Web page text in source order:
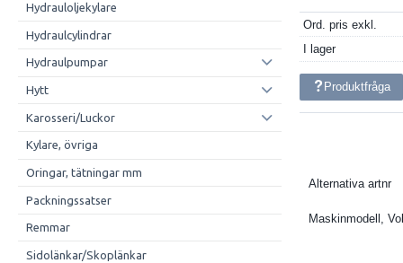
Hydrauloljekylare
Hydraulcylindrar
Hydraulpumpar
Hytt
Karosseri/Luckor
Kylare, övriga
Oringar, tätningar mm
Packningssatser
Remmar
Sidolänkar/Skoplänkar
Ord. pris exkl.
I lager
Produktfråga
Alternativa artnr
Maskinmodell,